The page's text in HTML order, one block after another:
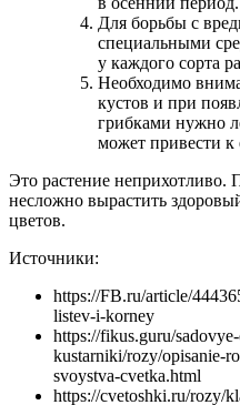
Для борьбы с
специальными
у каждого сорта
Необходимо
кустов и при
грибками нужно
может привести к
Это растение
несложно вырастить
цветов.
Источники:
https://FB.ru/article/
listev-i-korney
https://fikus.guru/
kustarniki/rozy/opisanie-
svoystva-cvetka.html
https://cvetoshki.ru/rozy/